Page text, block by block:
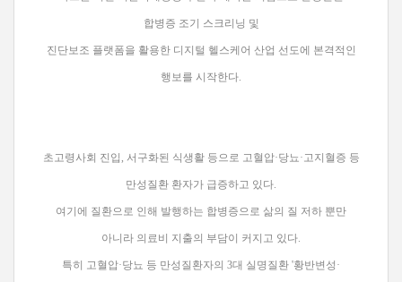
합병증 조기 스크리닝 및
진단보조 플랫폼을 활용한 디지털 헬스케어 산업 선도에 본격적인
행보를 시작한다.
초고령사회 진입, 서구화된 식생활 등으로 고혈압·당뇨·고지혈증 등
만성질환 환자가 급증하고 있다.
여기에 질환으로 인해 발행하는 합병증으로 삶의 질 저하 뿐만
아니라 의료비 지출의 부담이 커지고 있다.
특히 고혈압·당뇨 등 만성질환자의 3대 실명질환 '황반변성·